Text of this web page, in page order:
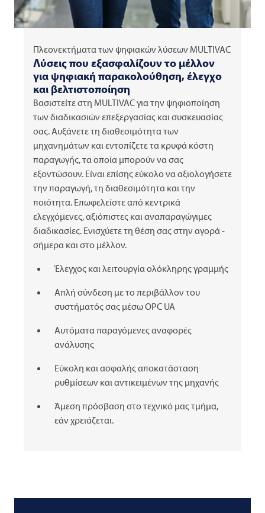
Πλεονεκτήματα των ψηφιακών λύσεων MULTIVAC
Λύσεις που εξασφαλίζουν το μέλλον
για ψηφιακή παρακολούθηση, έλεγχο
και βελτιστοποίηση
Βασιστείτε στη MULTIVACγια την ψηφιοποίηση
των διαδικασιών επεξεργασίας και συσκευασίας
σας. Αυξάνετε τη διαθεσιμότητα των
μηχανημάτων και εντοπίζετε τα κρυφά κόστη
παραγωγής, τα οποία μπορούν να σας
εξοντώσουν. Είναι επίσης εύκολο να αξιολογήσετε
την παραγωγή, τη διαθεσιμότητα και την
ποιότητα. Επωφελείστε από κεντρικά
ελεγχόμενες, αξιόπιστες και αναπαραγώγιμες
διαδικασίες. Ενισχύετε τη θέση σας στην αγορά -
σήμερα και στο μέλλον.
Έλεγχος και λειτουργία ολόκληρης γραμμής
Απλή σύνδεση με το περιβάλλον του
συστήματός σας μέσω OPC UA
Αυτόματα παραγόμενες αναφορές
ανάλυσης
Εύκολη και ασφαλής αποκατάσταση
ρυθμίσεων και αντικειμένων της μηχανής
Άμεση πρόσβαση στο τεχνικό μας τμήμα,
εάν χρειάζεται.